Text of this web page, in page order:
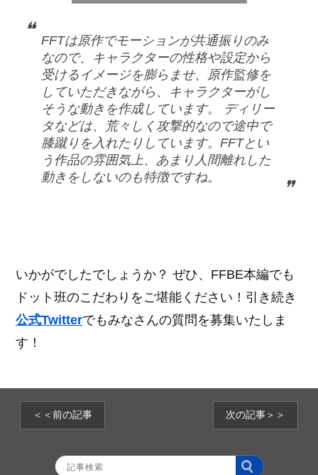
FFTは原作でモーションが共通振りのみ
なので、キャラクターの性格や設定から
受けるイメージを膨らませ、原作監修を
していただきながら、キャラクターがし
そうな動きを作成しています。 ディリー
タなどは、荒々しく攻撃的なので途中で
膝蹴りを入れたりしています。FFTとい
う作品の雰囲気上、あまり人間離れした
動きをしないのも特徴ですね。
いかがでしたでしょうか？ ぜひ、FFBE本編でも
ドット班のこだわりをご堪能ください！引き続き
公式Twitterでもみなさんの質問を募集いたしま
す！
＜＜前の記事 次の記事＞＞